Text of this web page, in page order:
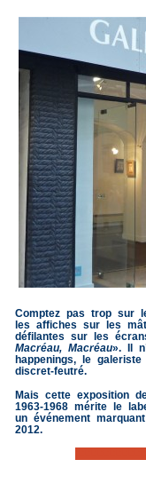
Comptez pas trop sur
les affiches sur les
défilantes sur les
Macréau, Macréau». Il
happenings, le
discret-feutré.
Mais cette exposition
1963-1968 mérite le
un événement
2012.